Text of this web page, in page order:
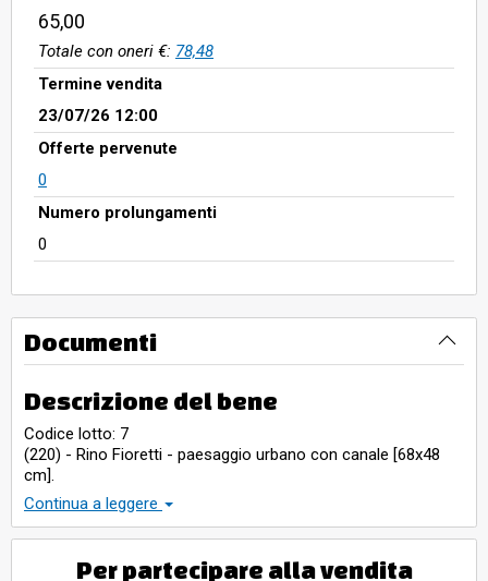
65,00
Totale con oneri €: 78,48
Termine vendita
23/07/26 12:00
Offerte pervenute
0
Numero prolungamenti
0
Documenti
Descrizione del bene
Codice lotto: 7
(220) - Rino Fioretti - paesaggio urbano con canale [68x48
cm].
Spese oltre aggiudicazione
* 17% Diritti di vendita
* IVA 22% su diritti di vendita
* IVA SU AGGIUDICAZIONE NON PREVISTA
Continua a leggere
Per partecipare alla vendita